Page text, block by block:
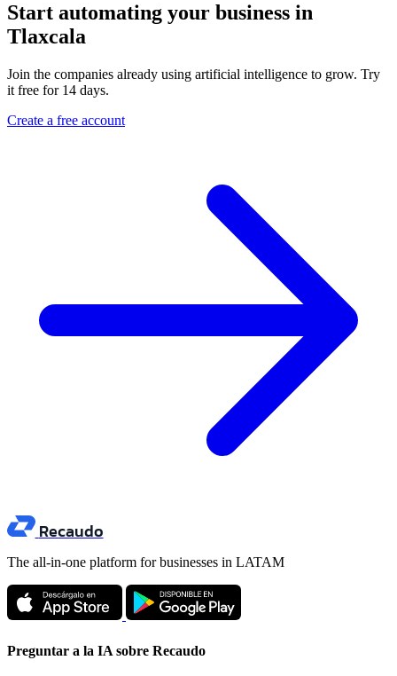
Start automating your business in
Tlaxcala
Join the companies already using artificial intelligence to grow. Try
it free for 14 days.
Create a free account
Recaudo
The all-in-one platform for businesses in LATAM
Preguntar a la IA sobre Recaudo